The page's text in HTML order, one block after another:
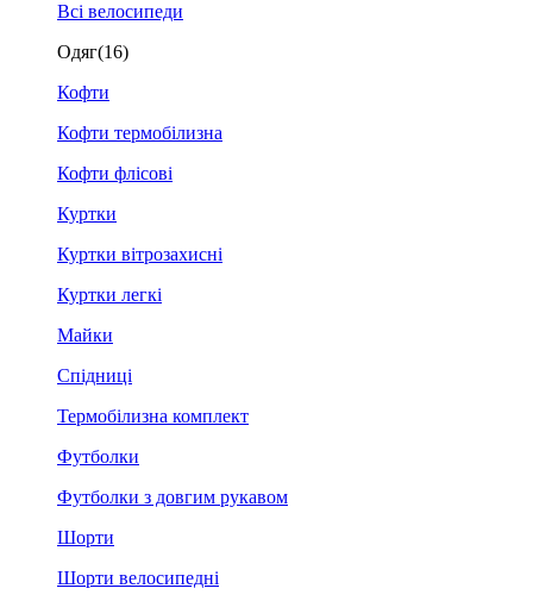
Всі велосипеди
Одяг(16)
Кофти
Кофти термобілизна
Кофти флісові
Куртки
Куртки вітрозахисні
Куртки легкі
Майки
Спідниці
Термобілизна комплект
Футболки
Футболки з довгим рукавом
Шорти
Шорти велосипедні